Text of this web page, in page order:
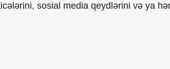
sosial media qeydlərini və ya